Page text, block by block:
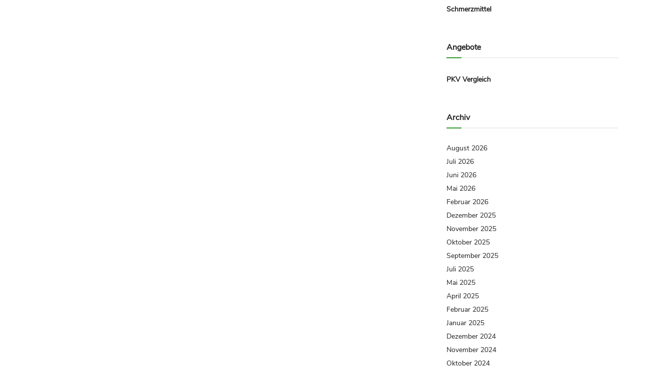
Schmerzmittel
Angebote
PKV Vergleich
Archiv
August 2026
Juli 2026
Juni 2026
Mai 2026
Februar 2026
Dezember 2025
November 2025
Oktober 2025
September 2025
Juli 2025
Mai 2025
April 2025
Februar 2025
Januar 2025
Dezember 2024
November 2024
Oktober 2024